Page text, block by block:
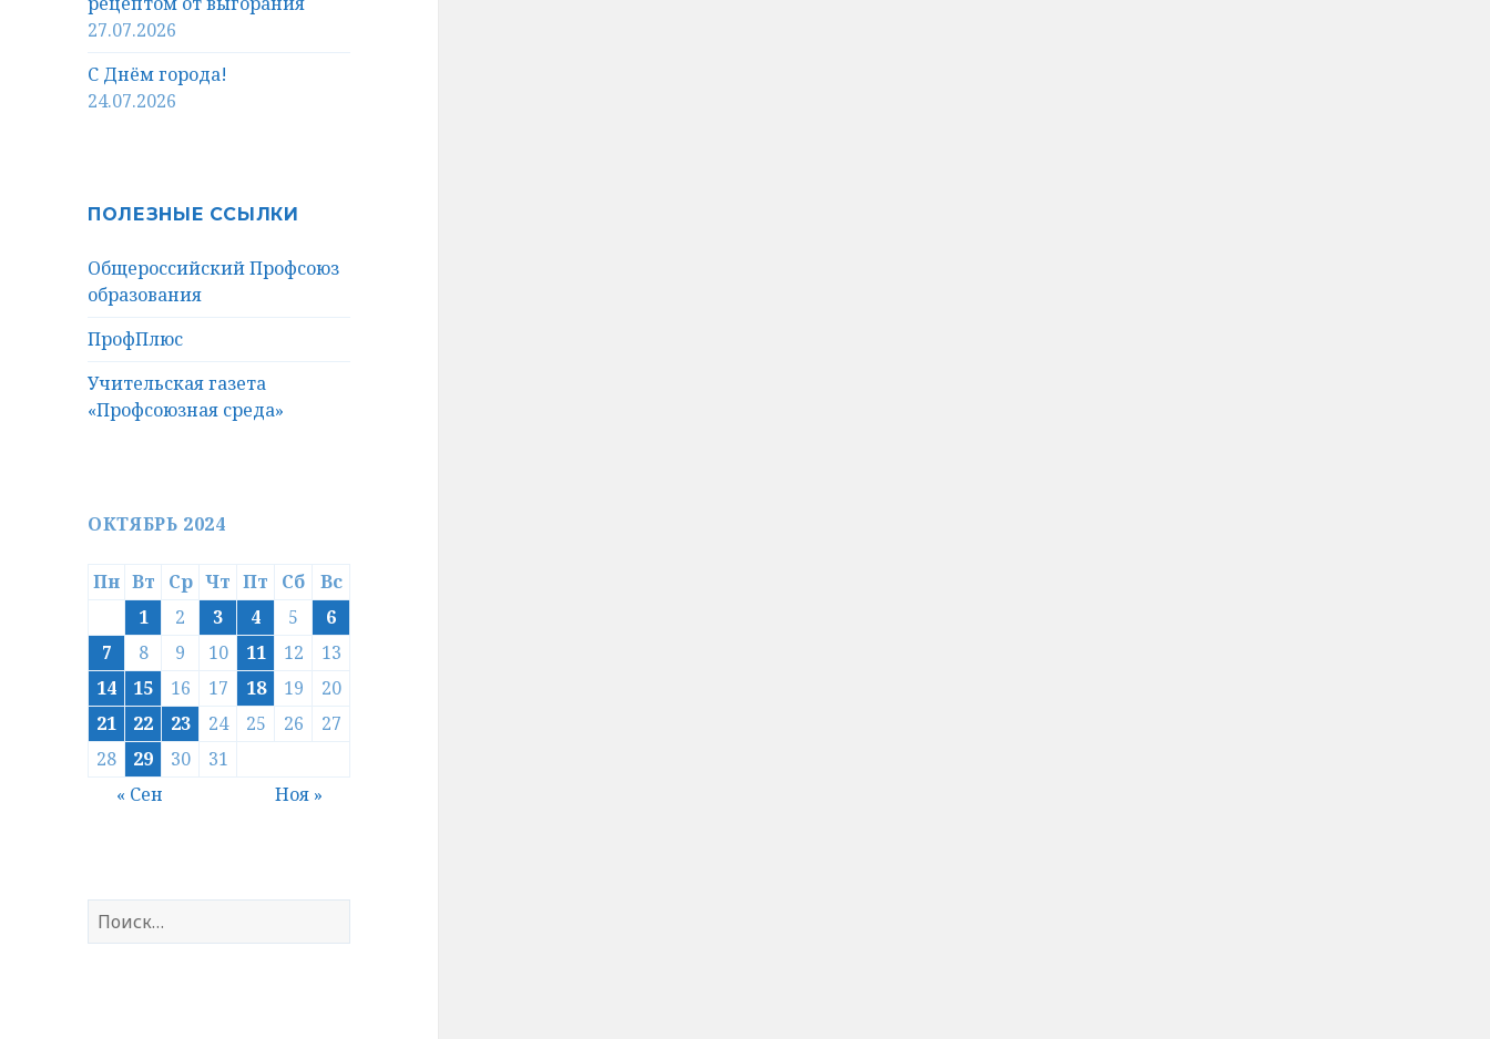
27.07.2026
С Днём города!
24.07.2026
ПОЛЕЗНЫЕ ССЫЛКИ
Общероссийский Профсоюз
образования
ПрофПлюс
Учительская газета
«Профсоюзная среда»
ОКТЯБРЬ 2024
Пн Вт Ср Чт Пт Сб
Вс
1
2 3 4 5
6
7
8 9 10 11 12
13
14
15 16 17 18 19
20
21
22 23 24 25 26
27
28
29 30
31
« Сен
Ноя »
Найти: